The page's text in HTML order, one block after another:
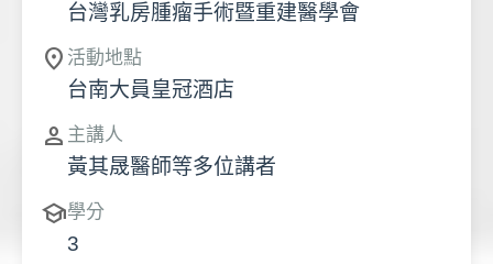
台灣乳房腫瘤手術暨重建醫學會
location_on 活動地點
台南大員皇冠酒店
person 主講人
黃其晟醫師等多位講者
school學分
3